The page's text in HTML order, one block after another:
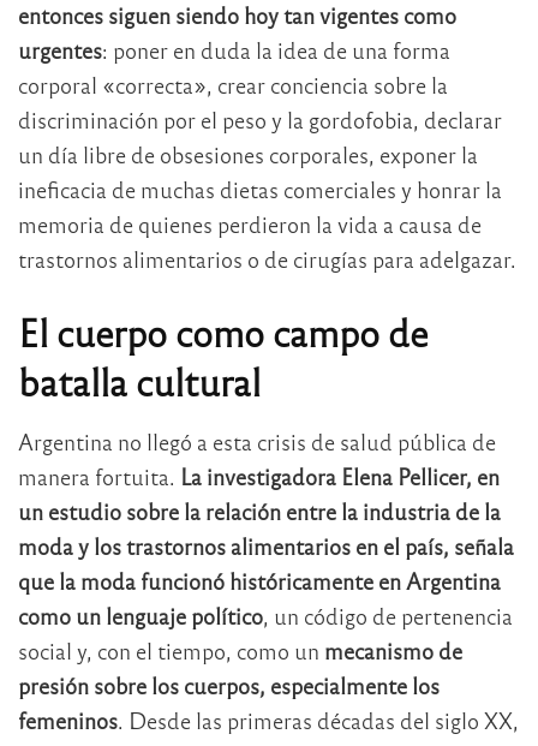
entonces siguen siendo hoy tan vigentes como
urgentes: poner en duda la idea de una forma
corporal «correcta», crear conciencia sobre la
discriminación por el peso y la gordofobia, declarar
un día libre de obsesiones corporales, exponer la
ineficacia de muchas dietas comerciales y honrar la
memoria de quienes perdieron la vida a causa de
trastornos alimentarios o de cirugías para adelgazar.
El cuerpo como campo de
batalla cultural
Argentina no llegó a esta crisis de salud pública de
manera fortuita. La investigadora Elena Pellicer, en
un estudio sobre la relación entre la industria de la
moda y los trastornos alimentarios en el país, señala
que la moda funcionó históricamente en Argentina
como un lenguaje político, un código de pertenencia
social y, con el tiempo, como un mecanismo de
presión sobre los cuerpos, especialmente los
femeninos. Desde las primeras décadas del siglo XX,